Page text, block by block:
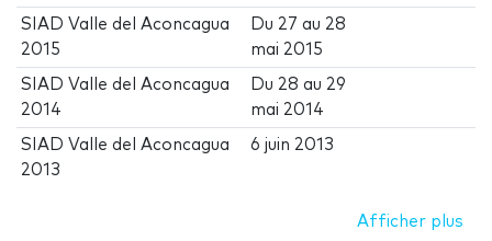
SIAD Valle del Aconcagua
2015
Du 27 au 28
mai 2015
SIAD Valle del Aconcagua
2014
Du 28 au 29
mai 2014
SIAD Valle del Aconcagua
2013
6 juin 2013
Afficher plus